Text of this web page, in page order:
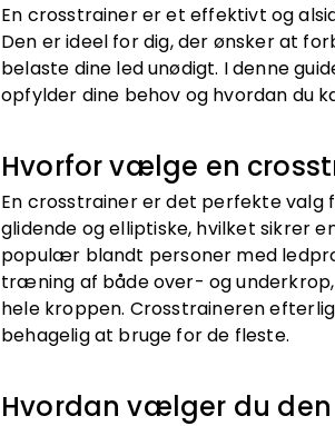
En crosstrainer er et effektivt og
Den er ideel for dig, der ønsker at
belaste dine led unødigt. I denne
opfylder dine behov og hvordan du
Hvorfor vælge en
En crosstrainer er det perfekte
glidende og elliptiske, hvilket sikrer
populær blandt personer med
træning af både over- og
hele kroppen. Crosstraineren
behagelig at bruge for de fleste.
Hvordan vælger du